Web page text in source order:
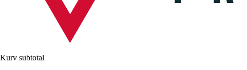
Kurv subtotal